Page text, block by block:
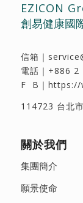
EZICON
創易健康國
信箱｜
電話｜ +886 2
F B｜ https://
114723 台北
關於我們
集團簡介
願景使命